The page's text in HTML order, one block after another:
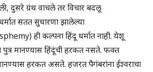
दुसरे ग्रंथ वाचले तर विचार बदलू
सतत सुधारणा झालेल्या
ही कल्पना हिंदू धर्मात नाही. येशू
पुत्र मानण्यास हिंदूंची हरकत नसते. फक्त
हरकत असते. हजरत पैगंबरांना ईश्वराचा